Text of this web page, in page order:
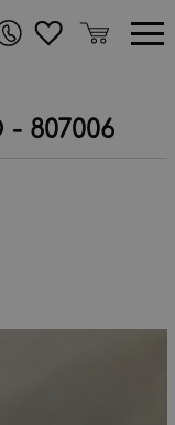
- 807006